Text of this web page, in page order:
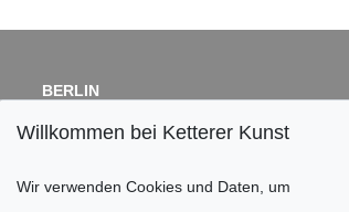
BERLIN
Fasanenstr. 70
Tel.: +49 (0)30 88 67 53-63
Willkommen bei Ketterer Kunst
Wir verwenden Cookies und Daten, um